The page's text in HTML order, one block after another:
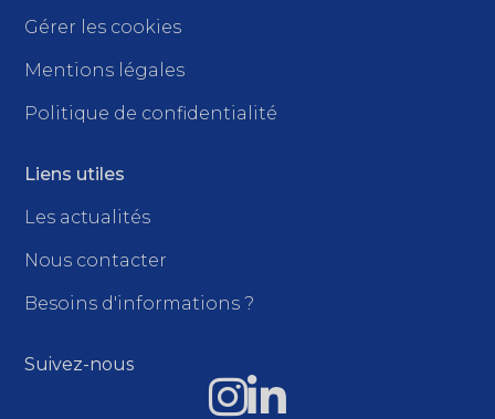
Gérer les cookies
Mentions légales
Politique de confidentialité
Liens utiles
Les actualités
Nous contacter
Besoins d'informations ?
Suivez-nous